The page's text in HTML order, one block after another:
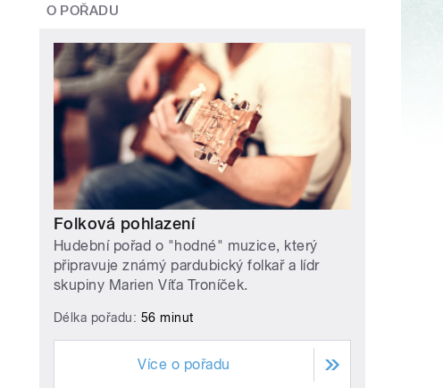
O POŘADU
Folková pohlazení
Hudební pořad o "hodné" muzice, který
připravuje známý pardubický folkař a lídr
skupiny Marien Víťa Troníček.
Délka pořadu: 56 minut
Více o pořadu